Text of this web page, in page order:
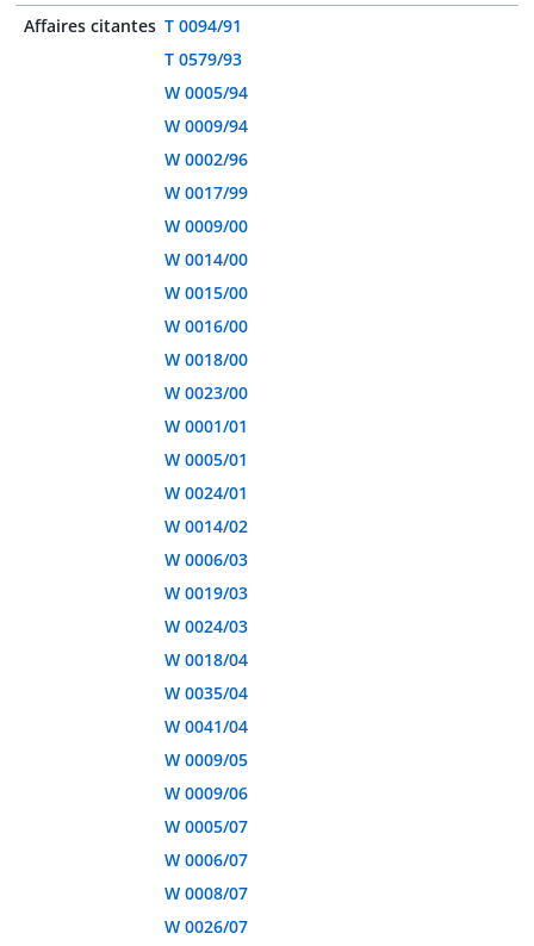
Affaires citantes T 0094/91
T 0579/93
W 0005/94
W 0009/94
W 0002/96
W 0017/99
W 0009/00
W 0014/00
W 0015/00
W 0016/00
W 0018/00
W 0023/00
W 0001/01
W 0005/01
W 0024/01
W 0014/02
W 0006/03
W 0019/03
W 0024/03
W 0018/04
W 0035/04
W 0041/04
W 0009/05
W 0009/06
W 0005/07
W 0006/07
W 0008/07
W 0026/07